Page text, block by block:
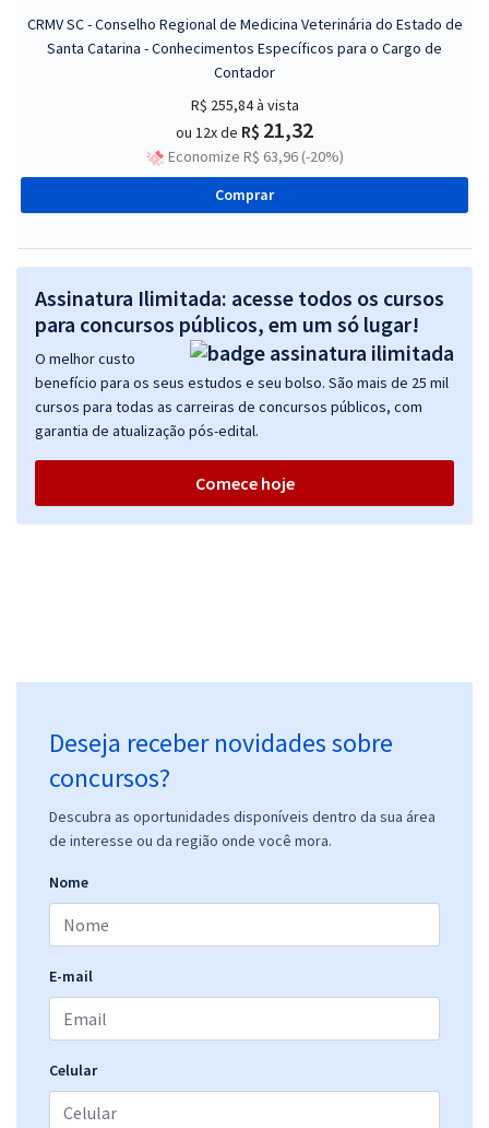
CRMV SC - Conselho Regional de Medicina Veterinária do Estado de
Santa Catarina - Conhecimentos Específicos para o Cargo de
Contador
R$ 255,84à vista
ou 12x de R$ 21,32
Economize R$ 63,96 (-20%)
Comprar
Assinatura Ilimitada: acesse todos os cursos
para concursos públicos, em um só lugar!
O melhor custo
benefício para os seus estudos e seu bolso. São mais de 25 mil
cursos para todas as carreiras de concursos públicos, com
garantia de atualização pós-edital.
Comece hoje
Deseja receber novidades sobre
concursos?
Descubra as oportunidades disponíveis dentro da sua área
de interesse ou da região onde você mora.
Nome
E-mail
Celular